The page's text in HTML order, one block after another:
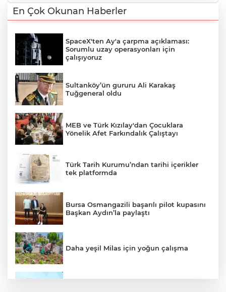
En Çok Okunan Haberler
SpaceX'ten Ay'a çarpma açıklaması:
Sorumlu uzay operasyonları için
çalışıyoruz
Sultanköy’ün gururu Ali Karakaş
Tuğgeneral oldu
MEB ve Türk Kızılay'dan Çocuklara
Yönelik Afet Farkındalık Çalıştayı
Türk Tarih Kurumu’ndan tarihi içerikler
tek platformda
Bursa Osmangazili başarılı pilot kupasını
Başkan Aydın’la paylaştı
Daha yeşil Milas için yoğun çalışma